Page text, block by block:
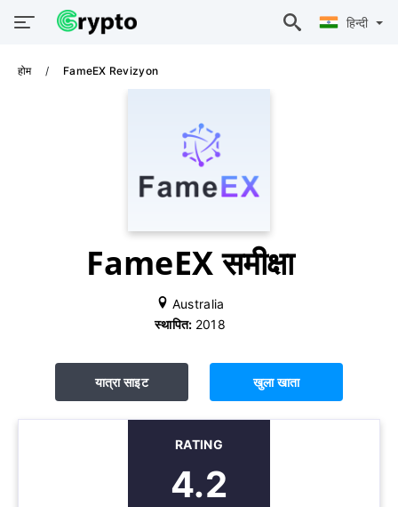
हिन्दी
होम FameEX Revizyon
FameEX समीक्षा
Australia
स्थापित: 2018
यात्रा साइट खुला खाता
RATING
4.2